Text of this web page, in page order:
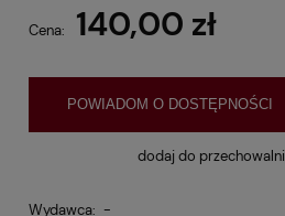
Cena: 140,00 zł
POWIADOM O DOSTĘPNOŚCI
dodaj do przechowalni
Wydawca: -